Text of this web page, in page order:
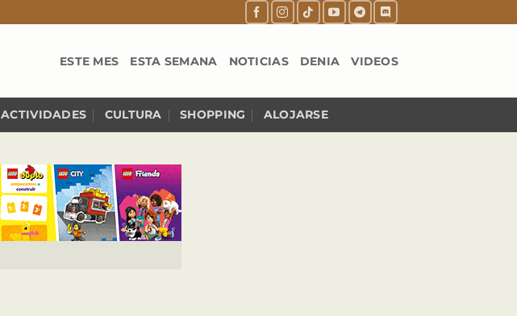
ESTE MES ESTA SEMANA NOTICIAS DENIA VIDEOS
ACTIVIDADES CULTURA SHOPPING ALOJARSE